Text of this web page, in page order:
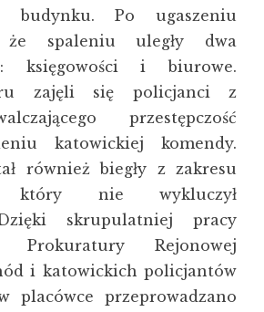
budynku. Po ugaszeniu
że spaleniu uległy dwa
księgowości i biurowe.
zajęli się policjanci z
przestępczość
katowickiej komendy.
również biegły z zakresu
który nie wykluczył
skrupulatniej pracy
Prokuratury Rejonowej
i katowickich policjantów
placówce przeprowadzano